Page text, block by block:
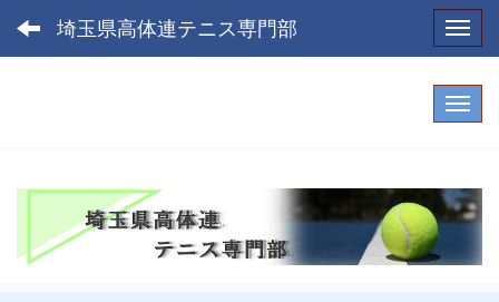
埼玉県高体連テニス専門部